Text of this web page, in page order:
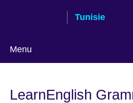
Tunisie
Menu
language
LearnEnglish